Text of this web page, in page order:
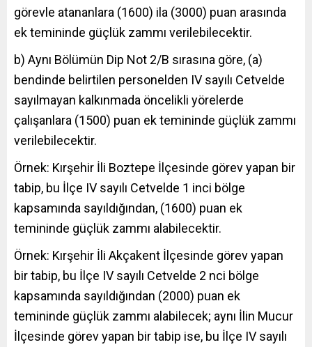
görevle atananlara (1600) ila (3000) puan arasında
ek temininde güçlük zammı verilebilecektir.
b) Aynı Bölümün Dip Not 2/B sırasına göre, (a)
bendinde belirtilen personelden IV sayılı Cetvelde
sayılmayan kalkınmada öncelikli yörelerde
çalışanlara (1500) puan ek temininde güçlük zammı
verilebilecektir.
Örnek: Kırşehir İli Boztepe İlçesinde görev yapan bir
tabip, bu İlçe IV sayılı Cetvelde 1 inci bölge
kapsamında sayıldığından, (1600) puan ek
temininde güçlük zammı alabilecektir.
Örnek: Kırşehir İli Akçakent İlçesinde görev yapan
bir tabip, bu İlçe IV sayılı Cetvelde 2 nci bölge
kapsamında sayıldığından (2000) puan ek
temininde güçlük zammı alabilecek; aynı İlin Mucur
İlçesinde görev yapan bir tabip ise, bu İlçe IV sayılı